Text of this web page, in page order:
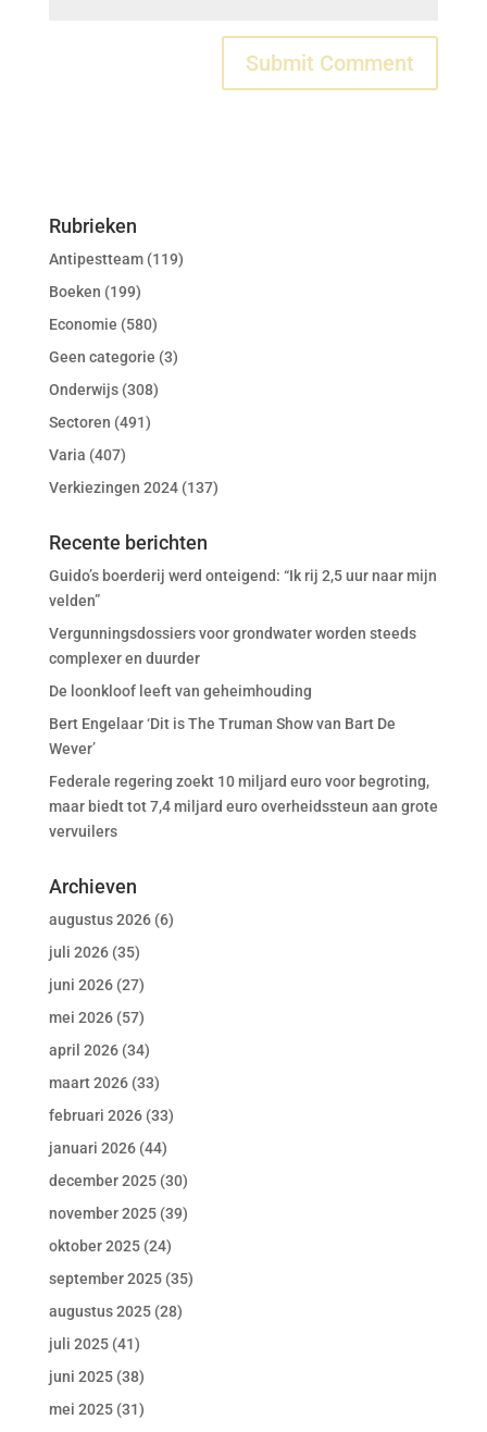
Rubrieken
Antipestteam(119)
Boeken (199)
Economie (580)
Geen categorie (3)
Onderwijs(308)
Sectoren (491)
Varia (407)
Verkiezingen 2024(137)
Recente berichten
Guido’s boerderij werd onteigend: “Ik rij 2,5 uur naar mijn
velden”
Vergunningsdossiers voor grondwater worden steeds
complexer en duurder
De loonkloof leeft van geheimhouding
Bert Engelaar ‘Dit is The Truman Show van Bart De
Wever’
Federale regering zoekt 10 miljard euro voor begroting,
maar biedt tot 7,4 miljard euro overheidssteun aan grote
vervuilers
Archieven
augustus 2026(6)
juli 2026(35)
juni 2026(27)
mei 2026(57)
april 2026(34)
maart 2026(33)
februari 2026(33)
januari 2026(44)
december 2025(30)
november 2025(39)
oktober 2025(24)
september 2025(35)
augustus 2025(28)
juli 2025(41)
juni 2025(38)
mei 2025(31)